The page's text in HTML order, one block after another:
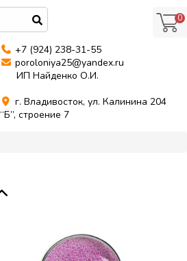
+7 (924) 238-31-55
poroloniya25@yandex.ru
ИП Найденко О.И.
г. Владивосток, ул. Калинина 204
“Б”, строение 7
0